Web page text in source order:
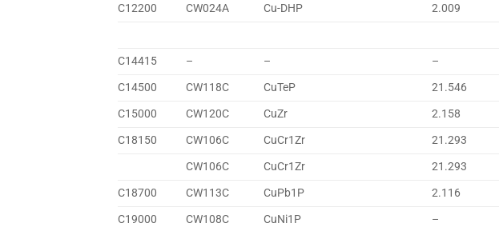
C12200
CW024A Cu-DHP 2.009
C14415
– – –
C14500
CW118C CuTeP 21.546
C15000
CW120C CuZr 2.158
C18150
CW106C CuCr1Zr 21.293
CW106C
CuCr1Zr 21.293
C18700
CW113C CuPb1P 2.116
C19000
CW108C CuNi1P –